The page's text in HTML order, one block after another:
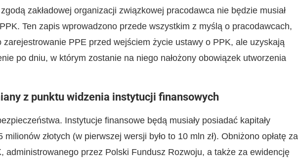
zakładowej organizacji związkowej pracodawca nie będzie musiał
Ten zapis wprowadzono przede wszystkim z myślą o pracodawcach,
zarejestrowanie PPE przed wejściem życie ustawy o PPK, ale uzyskają
po dniu, w którym zostanie na niego nałożony obowiązek utworzenia
z punktu widzenia instytucji finansowych
Instytucje finansowe będą musiały posiadać kapitały
milionów złotych (w pierwszej wersji było to 10 mln zł). Obniżono opłatę za
administrowanego przez Polski Fundusz Rozwoju, a także za ewidencję